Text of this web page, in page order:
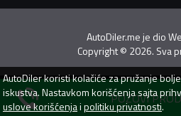
POZOVI
AutoDiler.me je dio
Copyright© 2026. Sva
AutoDilerkoristi kolačiće za pružanje
iskustva. Nastavkom korišćenja sajta
uslove korišćenjaipolitiku privatnosti.